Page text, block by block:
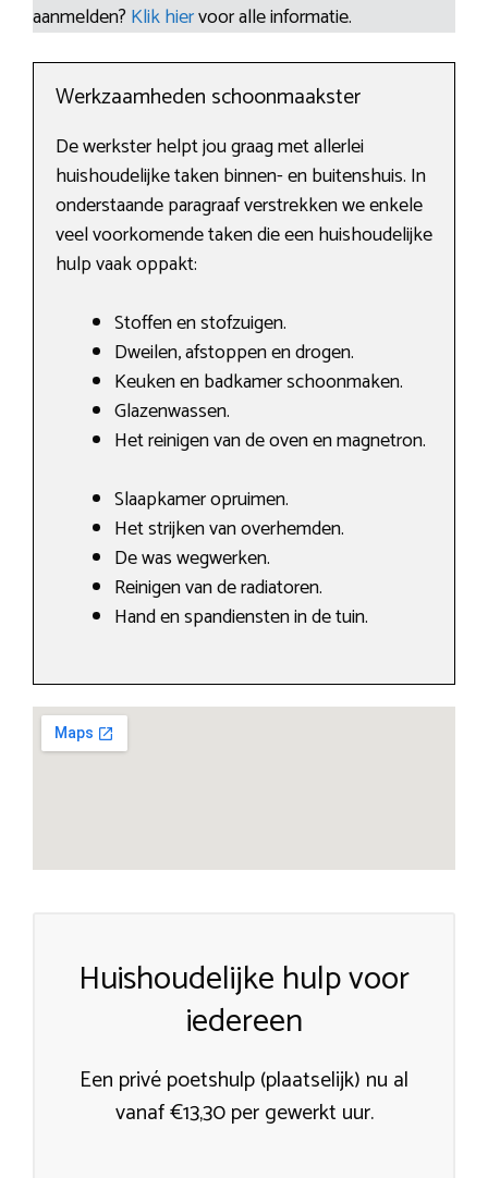
aanmelden? Klik hiervoor alle informatie.
Werkzaamheden schoonmaakster
De werkster helpt jou graag met allerlei
huishoudelijke taken binnen- en buitenshuis. In
onderstaande paragraaf verstrekken we enkele
veel voorkomende taken die een huishoudelijke
hulp vaak oppakt:
Stoffen en stofzuigen.
Dweilen, afstoppen en drogen.
Keuken en badkamer schoonmaken.
Glazenwassen.
Het reinigen van de oven en magnetron.
Slaapkamer opruimen.
Het strijken van overhemden.
De was wegwerken.
Reinigen van de radiatoren.
Hand en spandiensten in de tuin.
Huishoudelijke hulp voor
iedereen
Een privé poetshulp (plaatselijk) nu al
vanaf €13,30 per gewerkt uur.